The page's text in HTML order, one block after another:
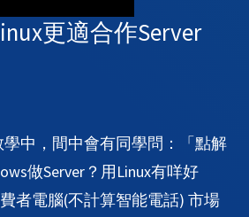
更適合作Server
學中，間中會有同學問：「點解
做Server？用Linux有咩好
者電腦(不計算智能電話) 市場